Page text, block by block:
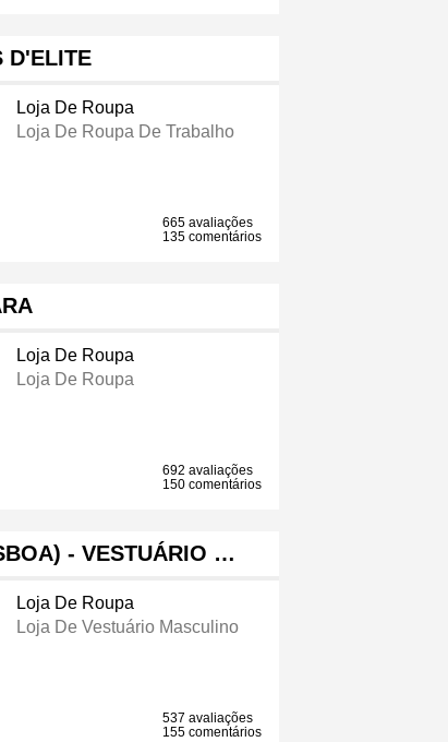
D'ELITE
Loja De Roupa
Loja De Roupa De Trabalho
665 avaliações
135 comentários
Loja De Roupa
Loja De Roupa
692 avaliações
150 comentários
- VESTUÁRIO …
Loja De Roupa
Loja De Vestuário Masculino
537 avaliações
155 comentários